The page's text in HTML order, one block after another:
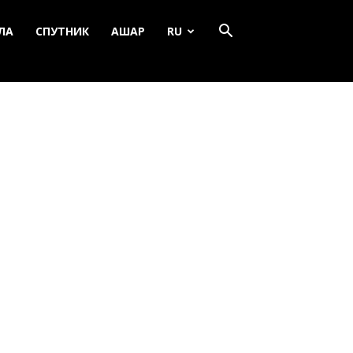
СПУТНИК АШАР RU